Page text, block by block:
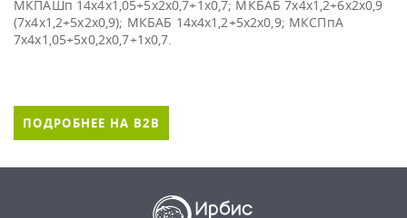
МКПАШп 14х4х1,05+5х2х0,7+1х0,7; МКБАБ 7х4х1,2+6х2х0,9
(7х4х1,2+5х2х0,9); МКБАБ 14х4х1,2+5х2х0,9; МКСПпА
7х4х1,05+5х0,2х0,7+1х0,7.
ПОДРОБНЕЕ НА B2B